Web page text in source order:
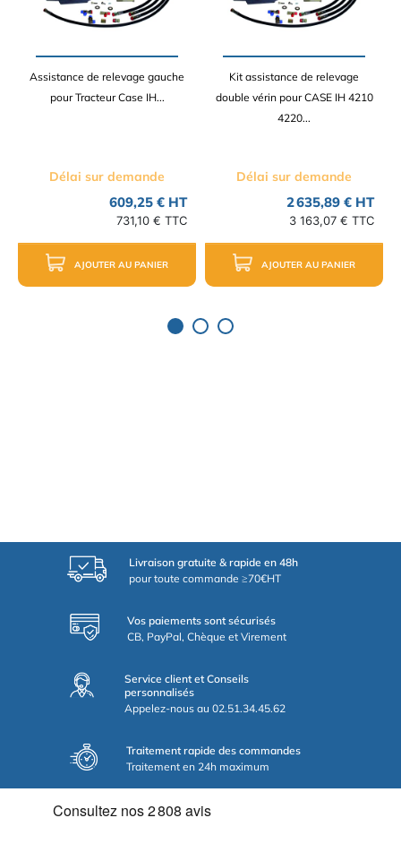
Assistance de relevage gauche
pour Tracteur Case IH...
Délai sur demande
609,25 € HT
731,10 € TTC
AJOUTER AU PANIER
Kit assistance de relevage
double vérin pour CASE IH 4210
4220...
Délai sur demande
2 635,89 € HT
3 163,07 € TTC
AJOUTER AU PANIER
Livraison gratuite & rapide en 48h
pour toute commande ≥70€HT
Vos paiements sont sécurisés
CB, PayPal, Chèque et Virement
Service client et Conseils
personnalisés
Appelez-nous au 02.51.34.45.62
Traitement rapide des commandes
Traitement en 24h maximum